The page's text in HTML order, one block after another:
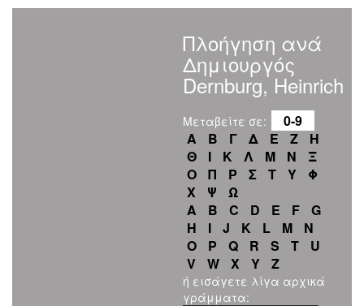
Πλοήγηση ανά
Δημιουργός
Dernburg, Heinrich
Μεταβείτε σε:
0-9
Α
Β Γ Δ Ε Ζ
Η
Θ
Ι Κ Λ Μ Ν
Ξ
Ο
Π Ρ Σ Τ Υ
Φ
Χ
Ψ
Ω
A
B C D E F
G
H
I J K L M
N
O
P Q R S T
U
V
W X Y Z
ή εισάγετε λίγα αρχικά
γράμματα: